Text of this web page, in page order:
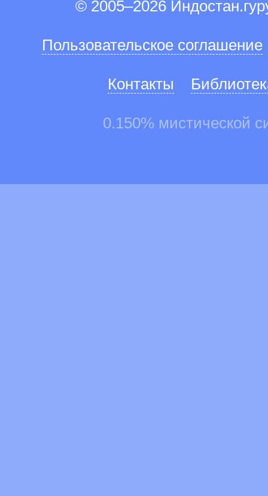
© 2005–2026
Пользовательское соглашение
Контакты
0.150% мистической